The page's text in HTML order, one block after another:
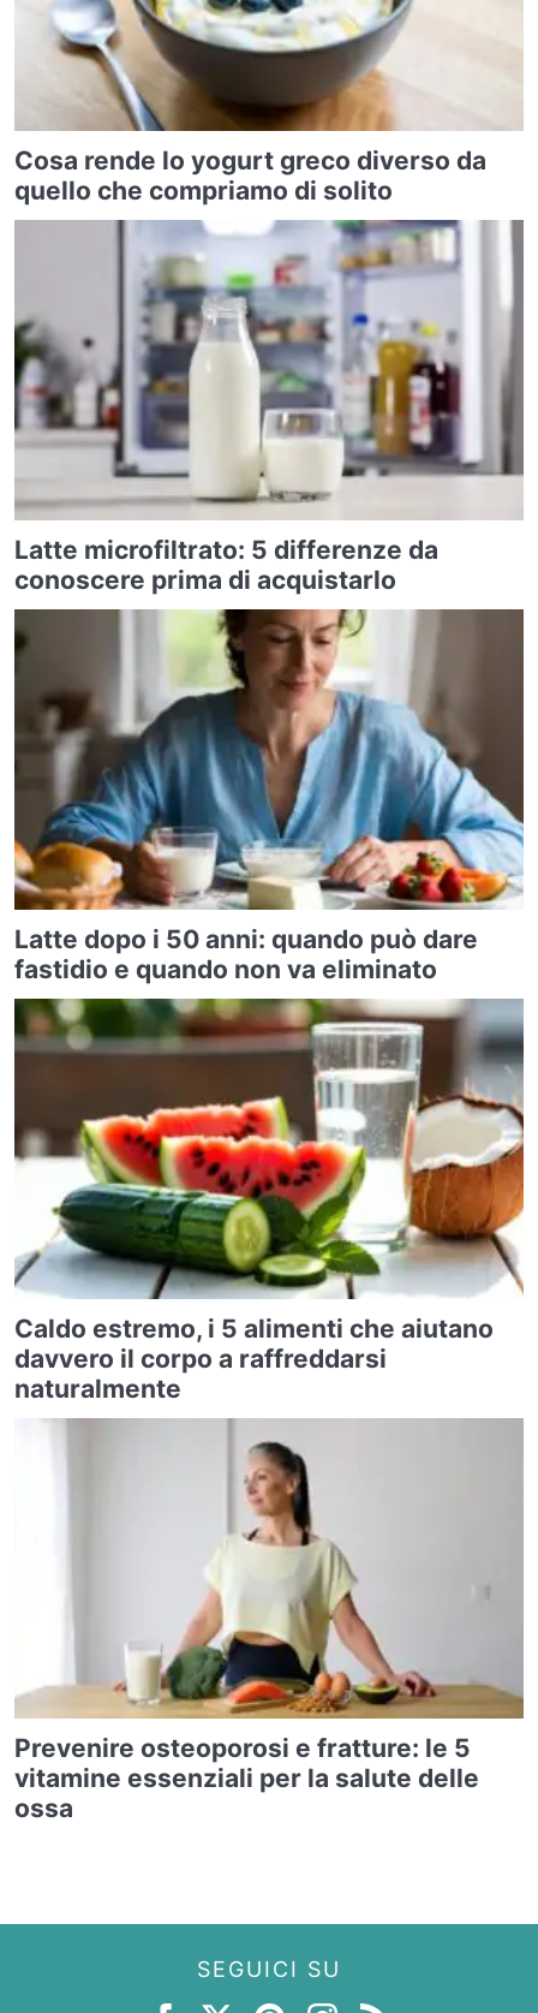
Cosa rende lo yogurt greco diverso da
quello che compriamo di solito
Latte microfiltrato: 5 differenze da
conoscere prima di acquistarlo
Latte dopo i 50 anni: quando può dare
fastidio e quando non va eliminato
Caldo estremo, i 5 alimenti che aiutano
davvero il corpo a raffreddarsi
naturalmente
Prevenire osteoporosi e fratture: le 5
vitamine essenziali per la salute delle
ossa
SEGUICI SU